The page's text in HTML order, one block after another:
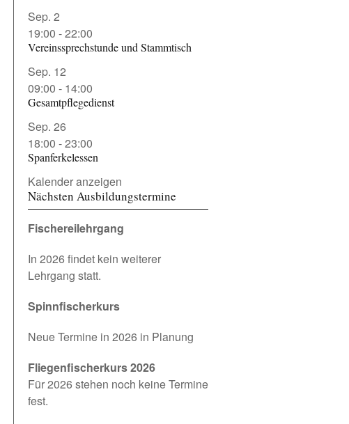
Sep. 2
19:00 -22:00
Vereinssprechstunde und Stammtisch
Sep. 12
09:00 - 14:00
Gesamtpflegedienst
Sep. 26
18:00 -23:00
Spanferkelessen
Kalender anzeigen
Nächsten Ausbildungstermine
Fischereilehrgang
In 2026 findet kein weiterer
Lehrgang statt.
Spinnfischerkurs
Neue Termine in 2026 in Planung
Fliegenfischerkurs 2026
Für 2026 stehen noch keine Termine
fest.